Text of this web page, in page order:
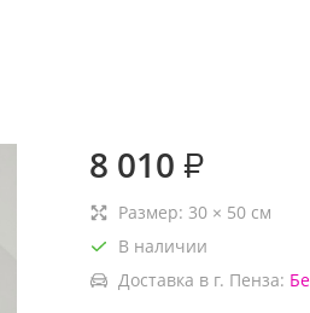
8 010 ₽
Размер: 30 × 50 см
В наличии
Доставка в г. Пенза: